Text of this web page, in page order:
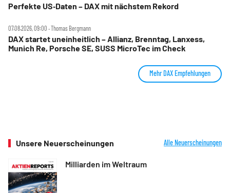
Perfekte US‑Daten – DAX mit nächstem Rekord
07.08.2026, 09:00 ‧ Thomas Bergmann
DAX startet uneinheitlich – Allianz, Brenntag, Lanxess,
Munich Re, Porsche SE, SUSS MicroTec im Check
Mehr DAX Empfehlungen
Unsere Neuerscheinungen Alle Neuerscheinungen
Milliarden im Weltraum